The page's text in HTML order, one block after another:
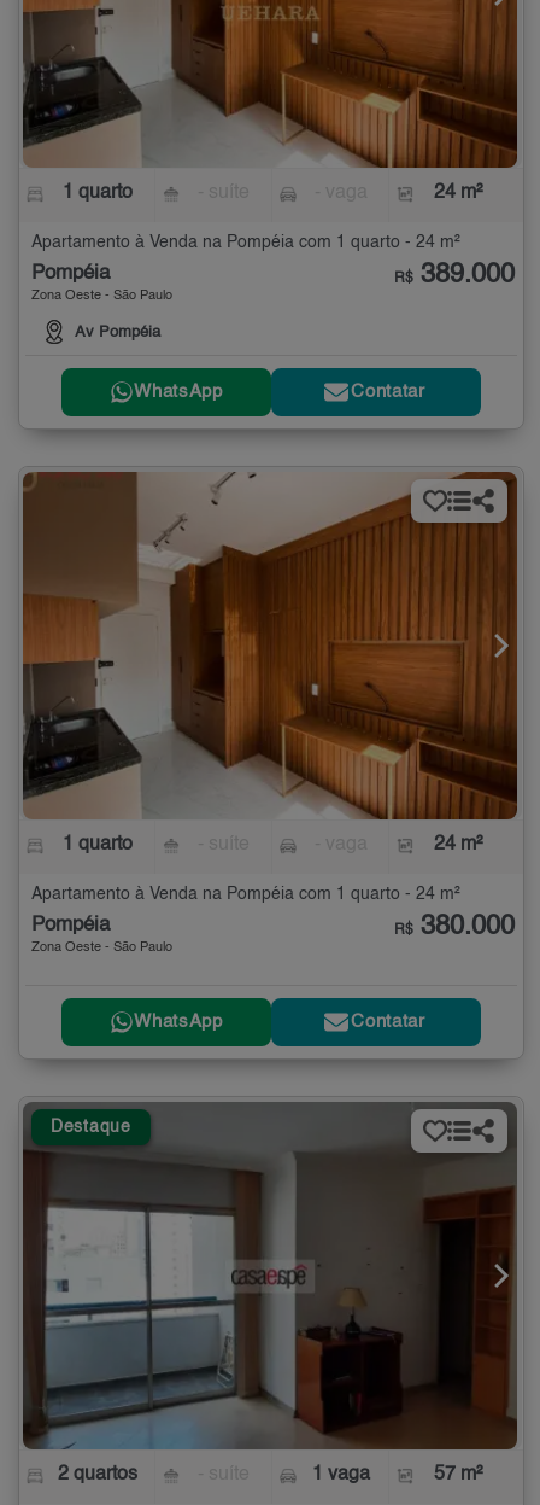
1 quarto 24 m²
Apartamento à Venda na Pompéia com 1 quarto - 24 m²
Pompéia
Zona Oeste - São Paulo
Av Pompéia
R$ 389.000
WhatsApp Contatar
1 quarto 24 m²
Apartamento à Venda na Pompéia com 1 quarto - 24 m²
Pompéia
Zona Oeste - São Paulo
R$ 380.000
WhatsApp Contatar
Destaque
2 quartos 1 vaga 57 m²